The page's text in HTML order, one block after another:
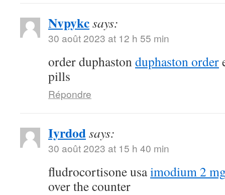
Nvpykcsays:
30 août 2023 at 12 h 55 min
order duphastonduphaston order
pills
Répondre
Iyrdodsays:
30 août 2023 at 15 h 40 min
fludrocortisone usaimodium 2
over the counter